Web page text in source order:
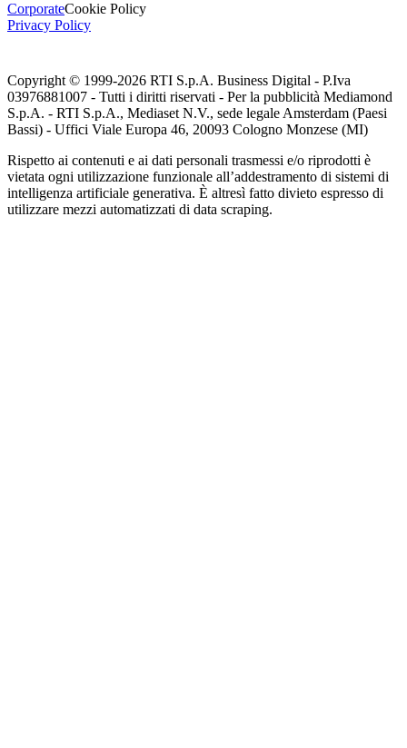
CorporateCookie Policy
Privacy Policy
Copyright © 1999-2026 RTI S.p.A. Business Digital - P.Iva
03976881007 - Tutti i diritti riservati - Per la pubblicità Mediamond
S.p.A. - RTI S.p.A., Mediaset N.V., sede legale Amsterdam (Paesi
Bassi) - Uffici Viale Europa 46, 20093 Cologno Monzese (MI)
Rispetto ai contenuti e ai dati personali trasmessi e/o riprodotti è
vietata ogni utilizzazione funzionale all’addestramento di sistemi di
intelligenza artificiale generativa. È altresì fatto divieto espresso di
utilizzare mezzi automatizzati di data scraping.